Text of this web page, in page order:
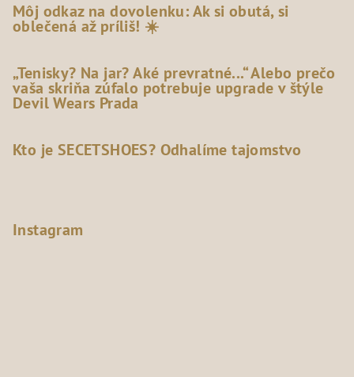
Môj odkaz na dovolenku: Ak si obutá, si
oblečená až príliš! ☀️
„Tenisky? Na jar? Aké prevratné...“ Alebo prečo
vaša skriňa zúfalo potrebuje upgrade v štýle
Devil Wears Prada
Kto je SECETSHOES? Odhalíme tajomstvo
Instagram